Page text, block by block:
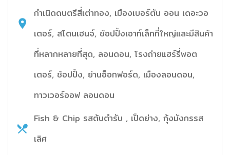
กำเนิดดนตรีสี่เต่าทอง, เมืองเบอร์ตัน ออน เดอะวอ
เตอร์, สโตนเฮนจ์, ช้อปปิ้งเอาท์เล็ทที่ใหญ่และมีสินค้า
ที่หลากหลายที่สุด, ลอนดอน, โรงถ่ายแฮร์รี่พอต
เตอร์, ช้อปปิ้ง, ย่านอ็อกฟอร์ด, เมืองลอนดอน,
ทาวเวอร์ออฟ ลอนดอน
Fish & Chip รสต้นตำรับ , เป็ดย่าง, กุ้งมังกรรส
เลิศ